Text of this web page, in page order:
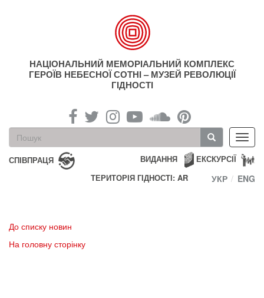
НАЦІОНАЛЬНИЙ МЕМОРІАЛЬНИЙ КОМПЛЕКС
ГЕРОЇВ НЕБЕСНОЇ СОТНІ – МУЗЕЙ РЕВОЛЮЦІЇ
ГІДНОСТІ
Пошукова
форма
Пошук
СПІВПРАЦЯ ЕКСКУРСІЇ
ВИДАННЯ
ТЕРИТОРІЯ ГІДНОСТІ: AR
УКР ENG
До списку новин
На головну сторінку